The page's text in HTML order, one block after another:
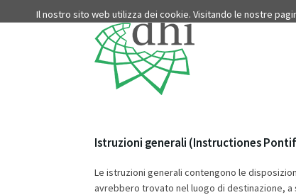
Il nostro sito web utilizza dei cookie. Visitando le nostre
Istruzioni generali (Instructiones
Le istruzioni generali contengono le
avrebbero trovato nel luogo di destinazione,